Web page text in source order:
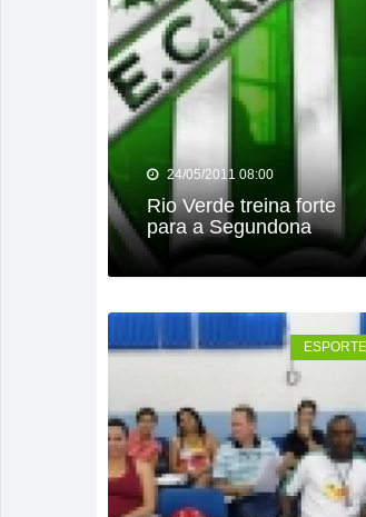
24/05/2011 08:00
Rio Verde treina forte
para a Segundona
ESPORTE